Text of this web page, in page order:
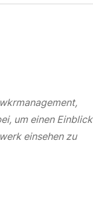
um einen Einblick
einsehen zu